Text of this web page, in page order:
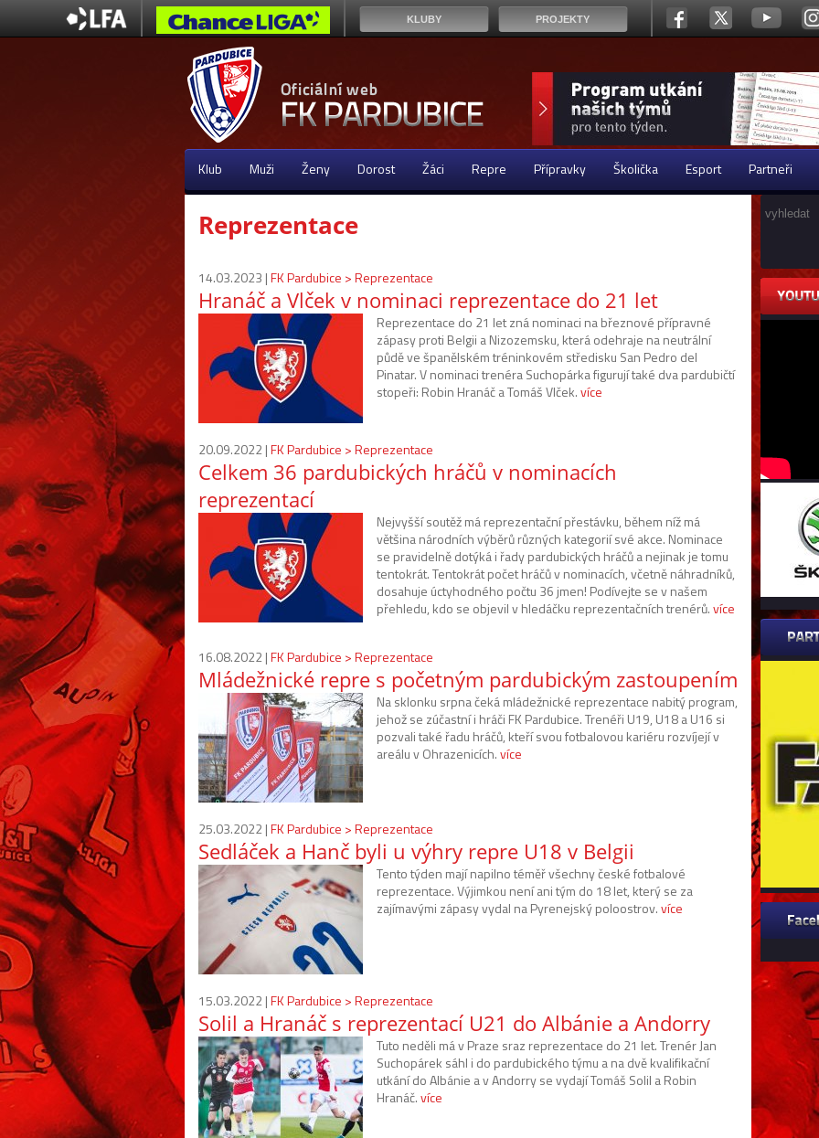
Klub Muži Ženy Dorost Žáci Repre Přípravky Školička Esport Partneři
Reprezentace
14.03.2023 |FK Pardubice > Reprezentace
Hranáč a Vlček v nominaci reprezentace do 21 let
Reprezentace do 21 let zná nominaci na březnové přípravné
zápasy proti Belgii a Nizozemsku, která odehraje na neutrální
půdě ve španělském tréninkovém středisku San Pedro del
Pinatar. V nominaci trenéra Suchopárka figurují také dva pardubičtí
stopeři: Robin Hranáč a Tomáš Vlček.více
20.09.2022 |FK Pardubice > Reprezentace
Celkem 36 pardubických hráčů v nominacích
reprezentací
Nejvyšší soutěž má reprezentační přestávku, během níž má
většina národních výběrů různých kategorií své akce. Nominace
se pravidelně dotýká i řady pardubických hráčů a nejinak je tomu
tentokrát. Tentokrát počet hráčů v nominacích, včetně náhradníků,
dosahuje úctyhodného počtu 36 jmen! Podívejte se v našem
přehledu, kdo se objevil v hledáčku reprezentačních trenérů.více
16.08.2022 |FK Pardubice > Reprezentace
Mládežnické repre s početným pardubickým zastoupením
Na sklonku srpna čeká mládežnické reprezentace nabitý program,
jehož se zúčastní i hráči FK Pardubice. Trenéři U19, U18 a U16 si
pozvali také řadu hráčů, kteří svou fotbalovou kariéru rozvíjejí v
areálu v Ohrazenicích.více
25.03.2022 |FK Pardubice > Reprezentace
Sedláček a Hanč byli u výhry repre U18 v Belgii
Tento týden mají napilno téměř všechny české fotbalové
reprezentace. Výjimkou není ani tým do 18 let, který se za
zajímavými zápasy vydal na Pyrenejský poloostrov.více
15.03.2022 |FK Pardubice > Reprezentace
Solil a Hranáč s reprezentací U21 do Albánie a Andorry
Tuto neděli má v Praze sraz reprezentace do 21 let. Trenér Jan
Suchopárek sáhl i do pardubického týmu a na dvě kvalifikační
utkání do Albánie a v Andorry se vydají Tomáš Solil a Robin
Hranáč.více
KLUBY PROJEKTY